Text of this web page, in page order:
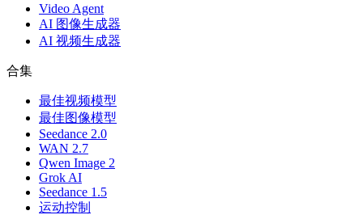
Video Agent
AI 图像生成器
AI 视频生成器
合集
最佳视频模型
最佳图像模型
Seedance 2.0
WAN 2.7
Qwen Image 2
Grok AI
Seedance 1.5
运动控制